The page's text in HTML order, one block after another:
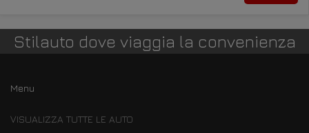
Stilauto dove viaggia la convenienza
Menu
VISUALIZZA TUTTE LE AUTO